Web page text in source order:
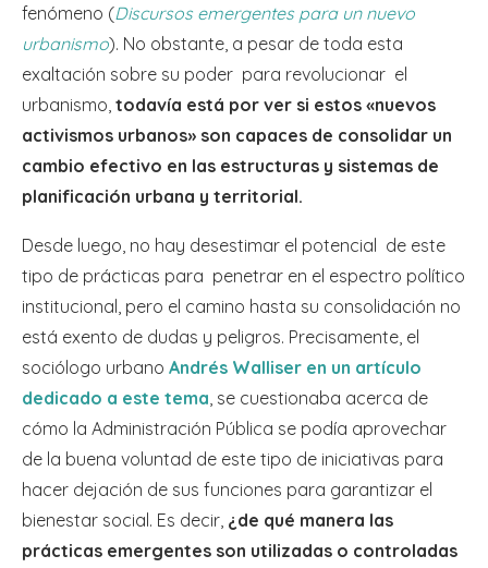
fenómeno (Discursos emergentes para un nuevo
urbanismo). No obstante, a pesar de toda esta
exaltación sobre su poder para revolucionar el
urbanismo, todavía está por ver si estos «nuevos
activismos urbanos» son capaces de consolidar un
cambio efectivo en las estructuras y sistemas de
planificación urbana y territorial.
Desde luego, no hay desestimar el potencial de este
tipo de prácticas para penetrar en el espectro político
institucional, pero el camino hasta su consolidación no
está exento de dudas y peligros. Precisamente, el
sociólogo urbano Andrés Walliser en un artículo
dedicado a este tema , se cuestionaba acerca de
cómo la Administración Pública se podía aprovechar
de la buena voluntad de este tipo de iniciativas para
hacer dejación de sus funciones para garantizar el
bienestar social. Es decir, ¿de qué manera las
prácticas emergentes son utilizadas o controladas